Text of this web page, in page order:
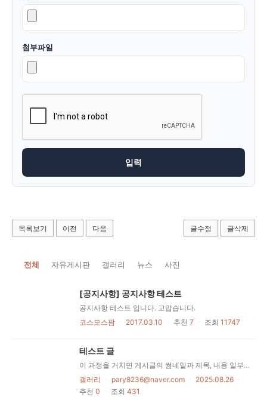
첨부파일
목록보기 이전 다음 글수정 글삭제
전체 자유게시판 갤러리 뉴스 사진
[공지사항] 공지사항 테스트
공지사항 테스트 입니다. 고맙습니다.
코스모스팜
2017.03.10 추천 7 조회 11747
테스트 글
이 과정을 거치면 게시글의 썸네일과 제목, 내용 일부가
갤러리
pary8236@naver.com 2025.08.26
추천 0 조회 431